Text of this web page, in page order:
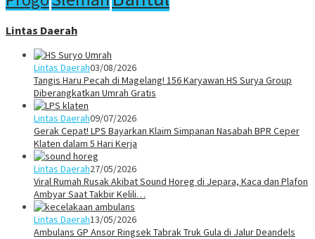
Lintas Daerah
Lintas Daerah03/08/2026
Tangis Haru Pecah di Magelang! 156 Karyawan HS Surya Group
Diberangkatkan Umrah Gratis
Lintas Daerah09/07/2026
Gerak Cepat! LPS Bayarkan Klaim Simpanan Nasabah BPR Ceper
Klaten dalam 5 Hari Kerja
Lintas Daerah27/05/2026
Viral Rumah Rusak Akibat Sound Horeg di Jepara, Kaca dan Plafon
Ambyar Saat Takbir Kelili…
Lintas Daerah13/05/2026
Ambulans GP Ansor Ringsek Tabrak Truk Gula di Jalur Deandels